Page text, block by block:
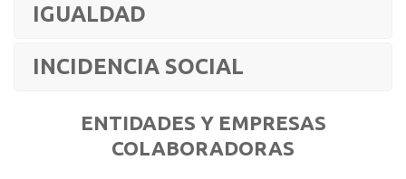
IGUALDAD
INCIDENCIA SOCIAL
ENTIDADES Y EMPRESAS
COLABORADORAS